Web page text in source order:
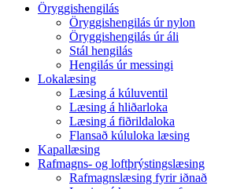
Öryggishengilás
Öryggishengilás úr nylon
Öryggishengilás úr áli
Stál hengilás
Hengilás úr messingi
Lokalæsing
Læsing á kúluventil
Læsing á hliðarloka
Læsing á fiðrildaloka
Flansað kúluloka læsing
Kapallæsing
Rafmagns- og loftþrýstingslæsing
Rafmagnslæsing fyrir iðnað